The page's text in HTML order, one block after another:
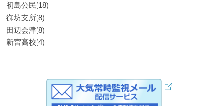
初島公民(18)
御坊支所(8)
田辺会津(8)
新宮高校(4)